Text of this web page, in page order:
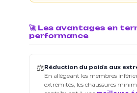
🚀 Les avantages en
performance
⚖️Réduction du poids aux
En allégeant les membres
extrémités, les chaussures